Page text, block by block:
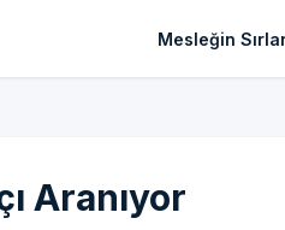
Mesleğin
Aranıyor